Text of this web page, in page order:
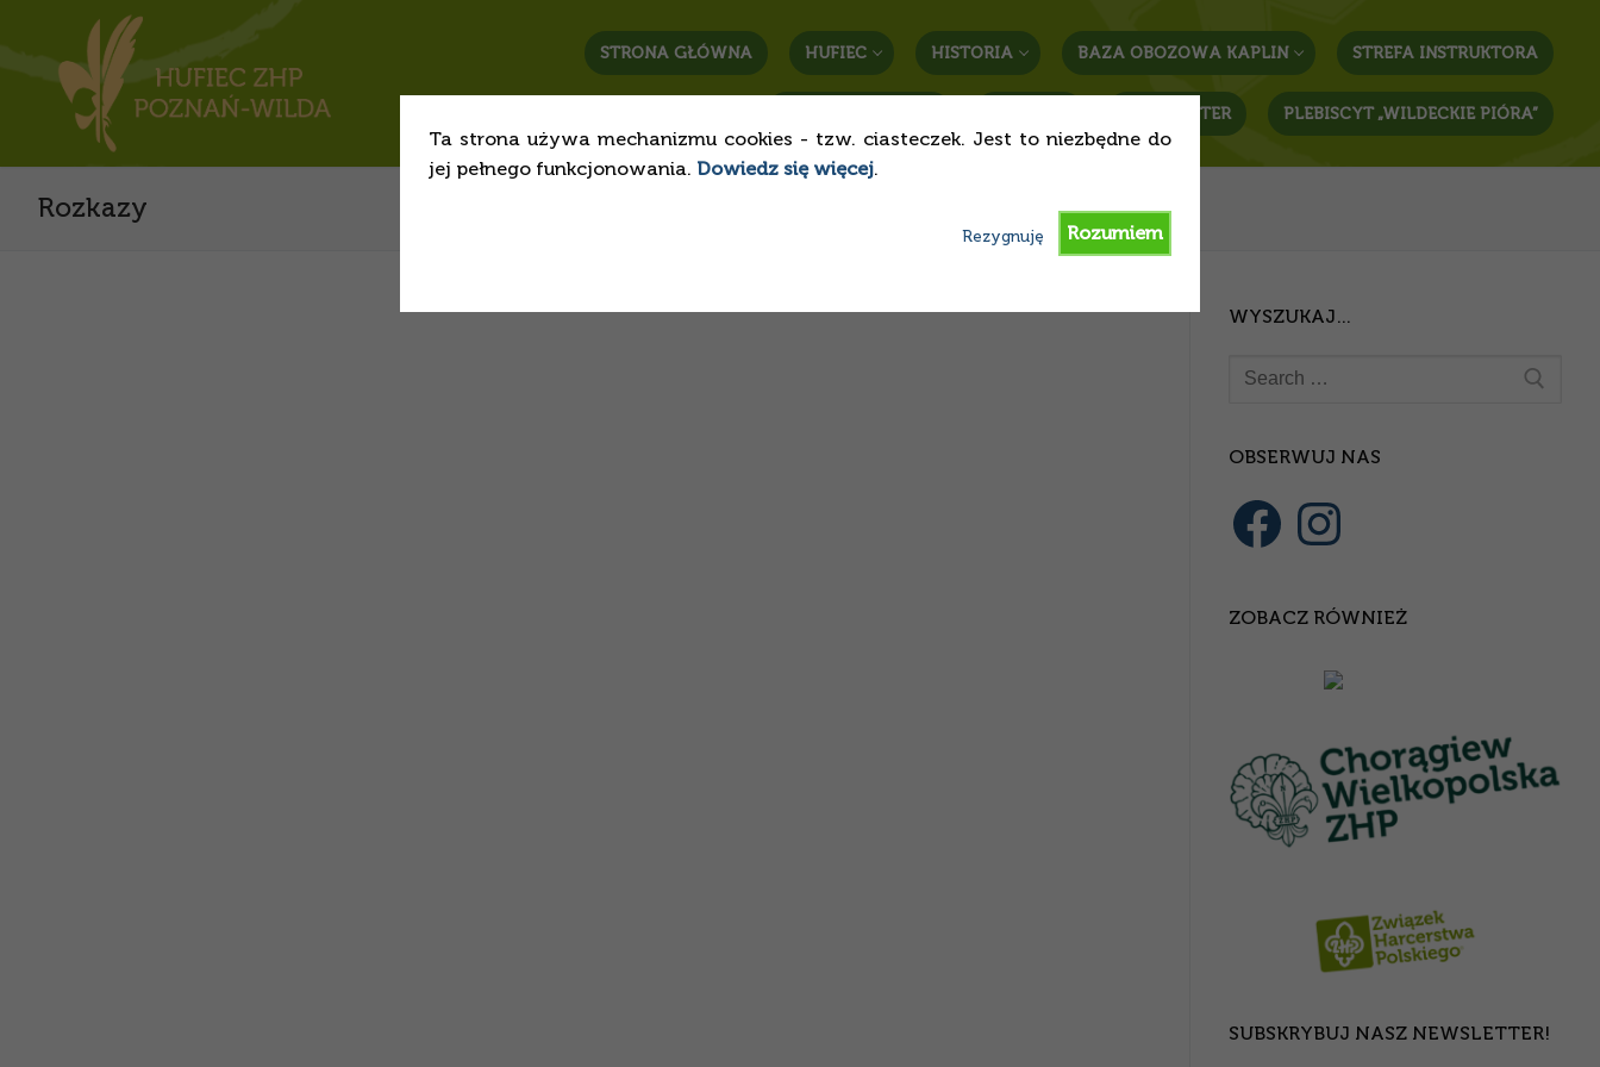
Ta strona używa mechanizmu cookies - tzw. ciasteczek. Jest to niezbędne do
jej pełnego funkcjonowania. Dowiedz się więcej.
Rozumiem
Rezygnuję
STRONA GŁÓWNA HUFIEC HISTORIA BAZA OBOZOWA KAPLIN STREFA INSTRUKTORA
NEWSLETTER PLEBISCYT „WILDECKIE PIÓRA”
Rozkazy
WYSZUKAJ…
OBSERWUJ NAS
ZOBACZ RÓWNIEŻ
SUBSKRYBUJ NASZ NEWSLETTER!